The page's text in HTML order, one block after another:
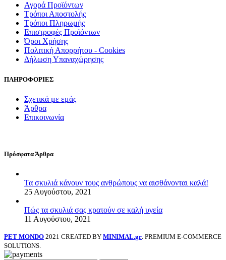
Αγορά Προϊόντων
Τρόποι Αποστολής
Τρόποι Πληρωμής
Επιστροφές Προϊόντων
Όροι Χρήσης
Πολιτική Απορρήτου - Cookies
Δήλωση Υπαναχώρησης
ΠΛΗΡΟΦΟΡΙΕΣ
Σχετικά με εμάς
Άρθρα
Επικοινωνία
Πρόσφατα Άρθρα
Τα σκυλιά κάνουν τους ανθρώπους να αισθάνονται καλά!
25 Αυγούστου, 2021
Πώς τα σκυλιά σας κρατούν σε καλή υγεία
11 Αυγούστου, 2021
PET MONDO 2021 CREATED BY MINIMAL.gr. PREMIUM E-COMMERCE
SOLUTIONS.